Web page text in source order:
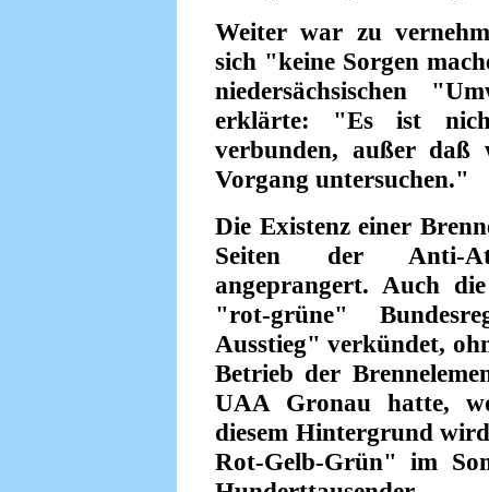
Weiter war zu
sich "keine Sorgen
niedersächsischen
erklärte: "Es ist
verbunden, außer
Vorgang untersuchen."
Die Existenz einer
Seiten der Anti-
angeprangert. Auch
"rot-grüne"
Ausstieg" verkündet,
Betrieb der
UAA Gronau hatte,
diesem Hintergrund
Rot-Gelb-Grün" im